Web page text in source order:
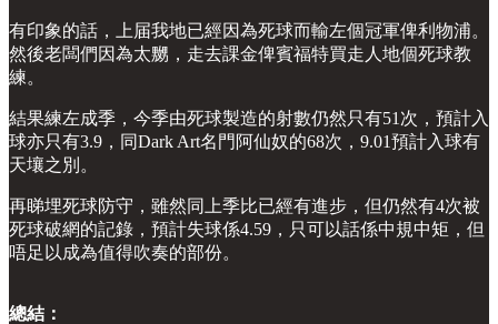
有印象的話，上届我地已經因為死球而輸左個冠軍俾利物浦。
然後老闆們因為太嬲，走去課金俾賓福特買走人地個死球教
練。
結果練左成季，今季由死球製造的射數仍然只有51次，預計入
球亦只有3.9，同Dark Art名門阿仙奴的68次，9.01預計入球有
天壤之別。
再睇埋死球防守，雖然同上季比已經有進步，但仍然有4次被
死球破網的記錄，預計失球係4.59，只可以話係中規中矩，但
唔足以成為值得吹奏的部份。
總結：